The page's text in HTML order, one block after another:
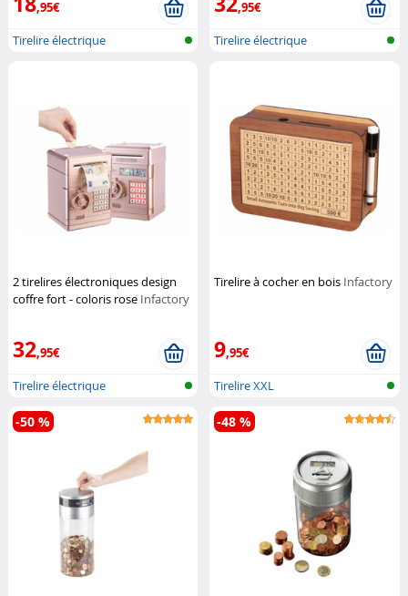
,95€
Tirelire électrique
,95€
Tirelire électrique
2 tirelires électroniques design
coffre fort - coloris rose Infactory
32,95€
Tirelire électrique
Tirelire à cocher en bois Infactory
9,95€
Tirelire XXL
-50 % -48 %